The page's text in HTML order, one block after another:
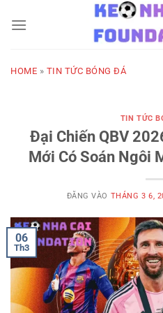
qua
HOME » TIN TỨC BÓNG ĐÁ
TIN TỨC
Đại Chiến QBV
Mới Có Soán Ngôi
ĐĂNG VÀO THÁNG 3 6,
06
Th3